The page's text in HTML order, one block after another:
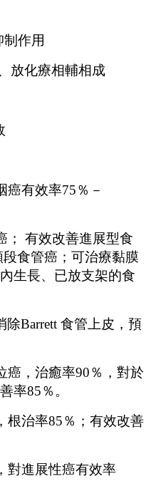
制作用
放化療相輔相成
癌有效率75％－
有效改善進展型食
食管癌；可治療黏膜
生長、已放支架的食
除Barrett 食管上皮，預
癌，治癒率90％，對於
率85％。
根治率85％；有效改善
對進展性癌有效率